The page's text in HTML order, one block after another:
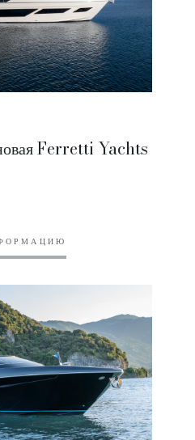
Ferretti Yachts